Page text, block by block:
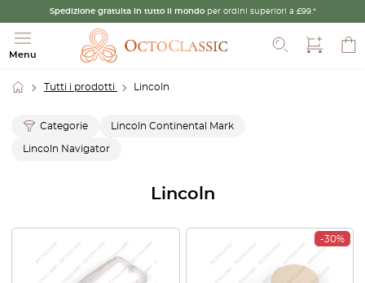
Spedizione gratuita in tutto il mondo per ordini superiori a £99.*
Menu
Cerca
Tutti i prodotti Lincoln
Categorie Lincoln Continental Mark
Lincoln Navigator
Lincoln
-30%